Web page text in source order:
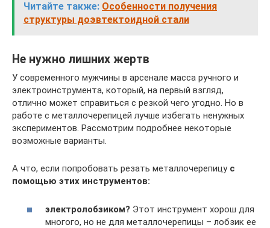
Читайте также: Особенности получения
структуры доэвтектоидной стали
Не нужно лишних жертв
У современного мужчины в арсенале масса ручного и
электроинструмента, который, на первый взгляд,
отлично может справиться с резкой чего угодно. Но в
работе с металлочерепицей лучше избегать ненужных
экспериментов. Рассмотрим подробнее некоторые
возможные варианты.
А что, если попробовать резать металлочерепицу с
помощью этих инструментов:
электролобзиком? Этот инструмент хорош для
многого, но не для металлочерепицы – лобзик ее